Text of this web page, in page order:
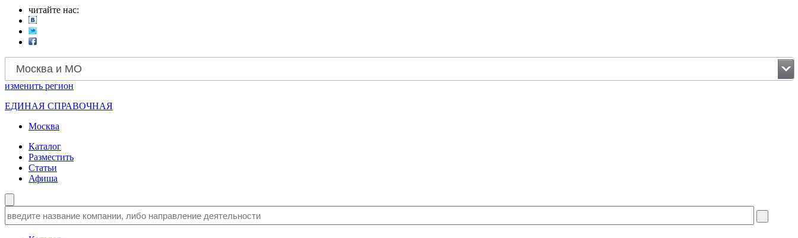
читайте нас:
Москва и МО
изменить регион
ЕДИНАЯ СПРАВОЧНАЯ
Москва
Каталог
Разместить
Статьи
Афиша